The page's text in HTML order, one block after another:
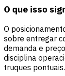
O que isso
O
sobre entregar
demanda e
disciplina
truques pontuais.